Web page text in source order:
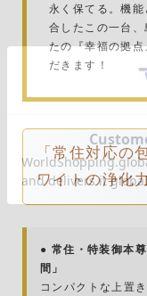
永く保てる。機
合したこの一台
たの『幸福の拠
だきます！
「常住対応の
ワイトの浄化
● 常住・特装御本
間」
コンパクトな上置